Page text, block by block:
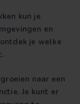
kun je
en
je welke
naar een
Je kunt er